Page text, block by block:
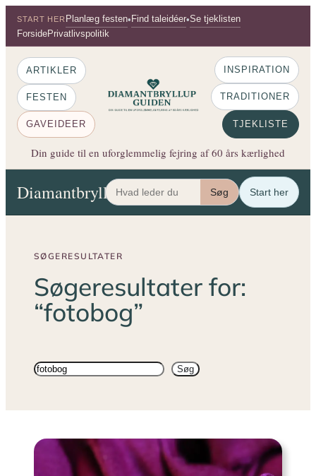
Spring
indhold
START HER Planlæg festen• Find taleidéer•Se tjeklisten
ForsidePrivatlivspolitik
ARTIKLER
FESTEN
GAVEIDEER
INSPIRATION
TRADITIONER
TJEKLISTE
Din guide til en uforglemmelig fejring af 60 års kærlighed
Diamantbryllup Guiden Artikler Festen
Søg Start her
SØGERESULTATER
Søgeresultater for:
“fotobog”
Søg
sitet
Søg